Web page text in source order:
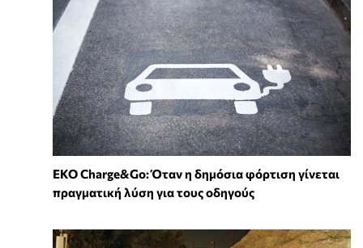
EKO Charge&Go: Όταν η δημόσια φόρτιση γίνεται
πραγματική λύση για τους οδηγούς